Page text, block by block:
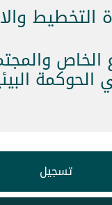
التخطيط
الخاص
تسجيل